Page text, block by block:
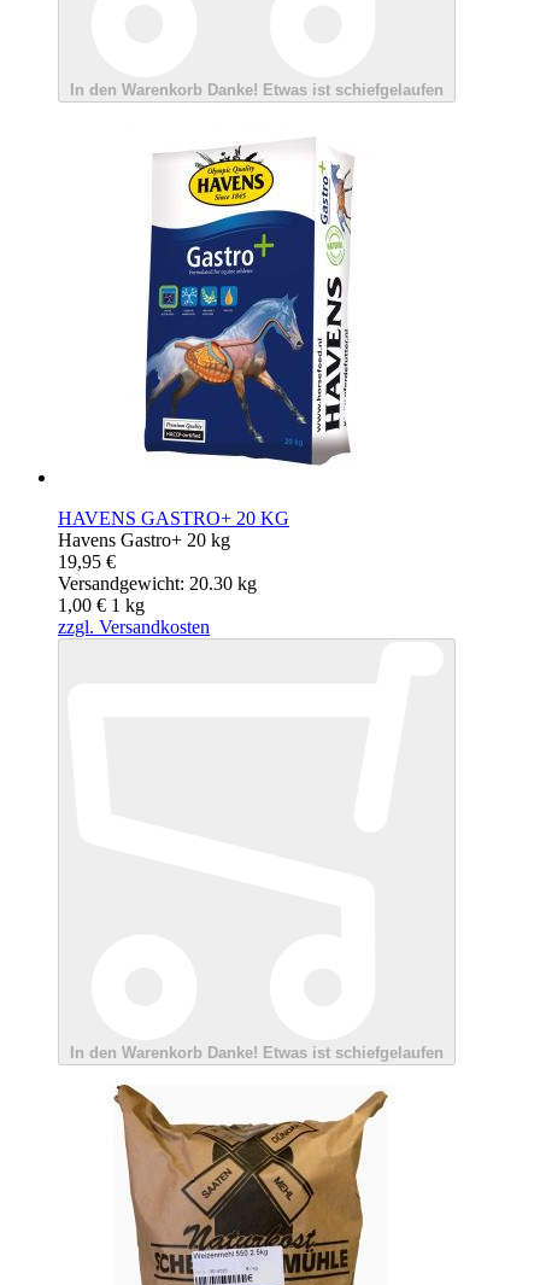
In den Warenkorb Danke! Etwas ist schiefgelaufen
HAVENS GASTRO+ 20 KG
Havens Gastro+ 20 kg
19,95 €
Versandgewicht: 20.30 kg
1,00 € 1 kg
zzgl. Versandkosten
In den Warenkorb Danke! Etwas ist schiefgelaufen